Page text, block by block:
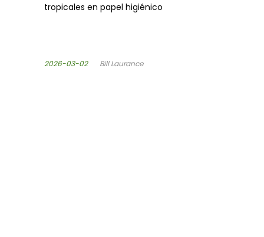
tropicales en papel higiénico
2026-03-02 Bill Laurance